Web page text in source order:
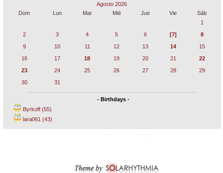
Agosto 2026
Dom
Lun Mar Mié Jue Vie
Sáb
1
2
3 4 5 6 [7]
8
9
10 11 12 13 14
15
16
17 18 19 20 21
22
23
24 25 26 27 28
29
30
31
- Birthdays -
Byrkoff (55)
lara061 (43)